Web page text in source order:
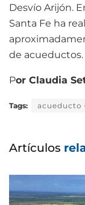
Desvío Arijón.
Santa Fe ha
de acueductos.
Por Claudia
Tags: acueducto
Artículos